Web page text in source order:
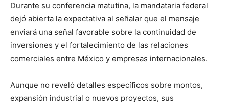
Durante su conferencia matutina, la mandataria federal
dejó abierta la expectativa al señalar que el mensaje
enviará una señal favorable sobre la continuidad de
inversiones y el fortalecimiento de las relaciones
comerciales entre México y empresas internacionales.
Aunque no reveló detalles específicos sobre montos,
expansión industrial o nuevos proyectos, sus